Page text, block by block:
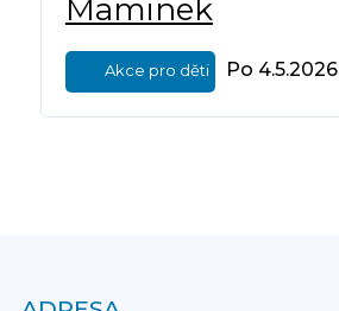
Maminek
Akce pro děti Po 4.5.2026